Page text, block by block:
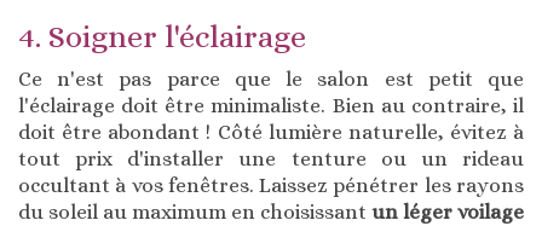
4. Soigner l'éclairage
Ce n'est pas parce que le salon est petit que
l'éclairage doit être minimaliste. Bien au contraire, il
doit être abondant ! Côté lumière naturelle, évitez à
tout prix d'installer une tenture ou un rideau
occultant à vos fenêtres. Laissez pénétrer les rayons
du soleil au maximum en choisissant un léger voilage